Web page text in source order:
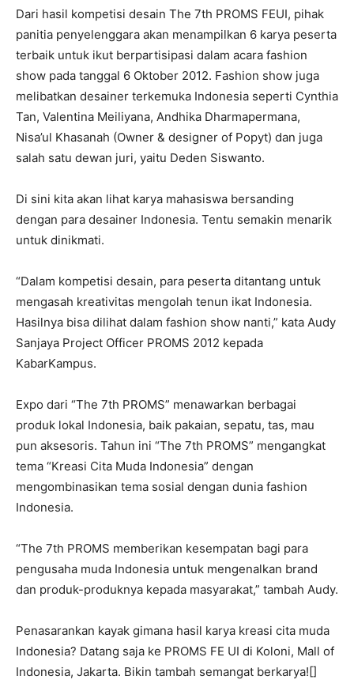
Dari hasil kompetisi desain The 7th PROMS FEUI, pihak
panitia penyelenggara akan menampilkan 6 karya peserta
terbaik untuk ikut berpartisipasi dalam acara fashion
show pada tanggal 6 Oktober 2012. Fashion show juga
melibatkan desainer terkemuka Indonesia seperti Cynthia
Tan, Valentina Meiliyana, Andhika Dharmapermana,
Nisa’ul Khasanah (Owner & designer of Popyt) dan juga
salah satu dewan juri, yaitu Deden Siswanto.
Di sini kita akan lihat karya mahasiswa bersanding
dengan para desainer Indonesia. Tentu semakin menarik
untuk dinikmati.
“Dalam kompetisi desain, para peserta ditantang untuk
mengasah kreativitas mengolah tenun ikat Indonesia.
Hasilnya bisa dilihat dalam fashion show nanti,” kata Audy
Sanjaya Project Officer PROMS 2012 kepada
KabarKampus.
Expo dari “The 7th PROMS” menawarkan berbagai
produk lokal Indonesia, baik pakaian, sepatu, tas, mau
pun aksesoris. Tahun ini “The 7th PROMS” mengangkat
tema “Kreasi Cita Muda Indonesia” dengan
mengombinasikan tema sosial dengan dunia fashion
Indonesia.
“The 7th PROMS memberikan kesempatan bagi para
pengusaha muda Indonesia untuk mengenalkan brand
dan produk-produknya kepada masyarakat,” tambah Audy.
Penasarankan kayak gimana hasil karya kreasi cita muda
Indonesia? Datang saja ke PROMS FE UI di Koloni, Mall of
Indonesia, Jakarta. Bikin tambah semangat berkarya![]